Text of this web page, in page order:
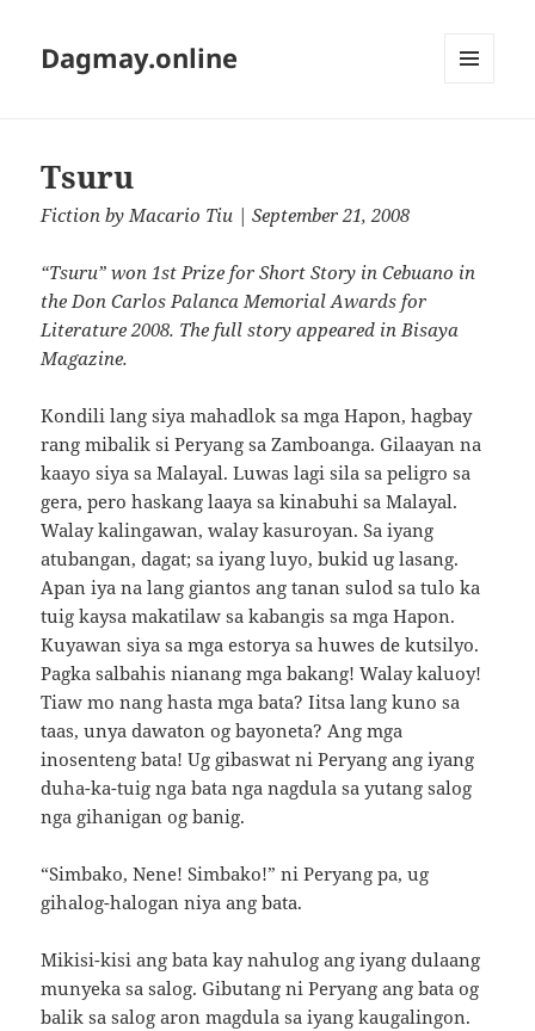
Dagmay.online
Tsuru
Fiction byMacario Tiu | September 21, 2008
“Tsuru” won 1st Prize for Short Story in Cebuano in
the Don Carlos Palanca Memorial Awards for
Literature 2008. The full story appeared in Bisaya
Magazine.
Kondili lang siya mahadlok sa mga Hapon, hagbay
rang mibalik si Peryang sa Zamboanga. Gilaayan na
kaayo siya sa Malayal. Luwas lagi sila sa peligro sa
gera, pero haskang laaya sa kinabuhi sa Malayal.
Walay kalingawan, walay kasuroyan. Sa iyang
atubangan, dagat; sa iyang luyo, bukid ug lasang.
Apan iya na lang giantos ang tanan sulod sa tulo ka
tuig kaysa makatilaw sa kabangis sa mga Hapon.
Kuyawan siya sa mga estorya sa huwes de kutsilyo.
Pagka salbahis nianang mga bakang! Walay kaluoy!
Tiaw mo nang hasta mga bata? Iitsa lang kuno sa
taas, unya dawaton og bayoneta? Ang mga
inosenteng bata! Ug gibaswat ni Peryang ang iyang
duha-ka-tuig nga bata nga nagdula sa yutang salog
nga gihanigan og banig.
“Simbako, Nene! Simbako!” ni Peryang pa, ug
gihalog-halogan niya ang bata.
Mikisi-kisi ang bata kay nahulog ang iyang dulaang
munyeka sa salog. Gibutang ni Peryang ang bata og
balik sa salog aron magdula sa iyang kaugalingon.